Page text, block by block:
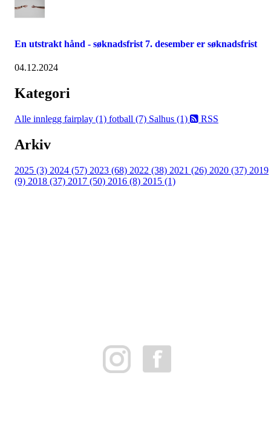
En utstrakt hånd - søknadsfrist 7. desember er søknadsfrist
04.12.2024
Kategori
Alle innlegg fairplay (1) fotball (7) Salhus (1) RSS
Arkiv
2025 (3) 2024 (57) 2023 (68) 2022 (38) 2021 (26) 2020 (37) 2019
(9) 2018 (37) 2017 (50) 2016 (8) 2015 (1)